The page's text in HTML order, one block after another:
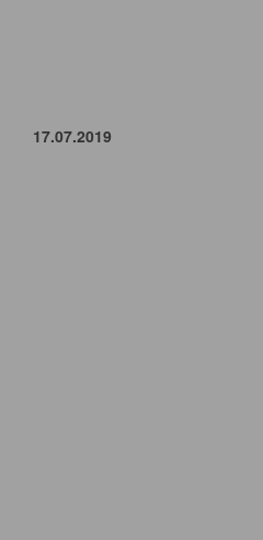
17.07.2019